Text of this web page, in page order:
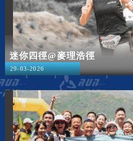
迷你四徑@麥理浩徑
29-03-2026